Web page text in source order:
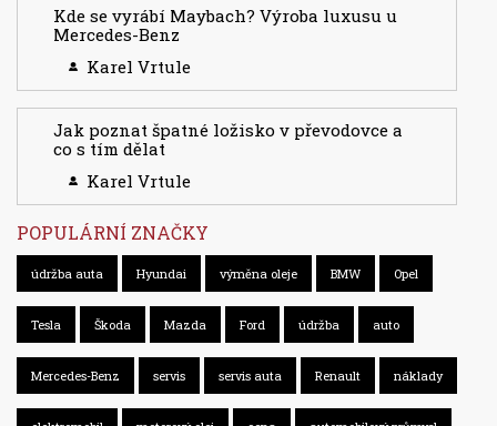
Kde se vyrábí Maybach? Výroba luxusu u
Mercedes-Benz
Karel Vrtule
Jak poznat špatné ložisko v převodovce a
co s tím dělat
Karel Vrtule
POPULÁRNÍ ZNAČKY
údržba auta Hyundai výměna oleje BMW Opel
Tesla Škoda Mazda Ford údržba auto
Mercedes-Benz servis servis auta Renault náklady